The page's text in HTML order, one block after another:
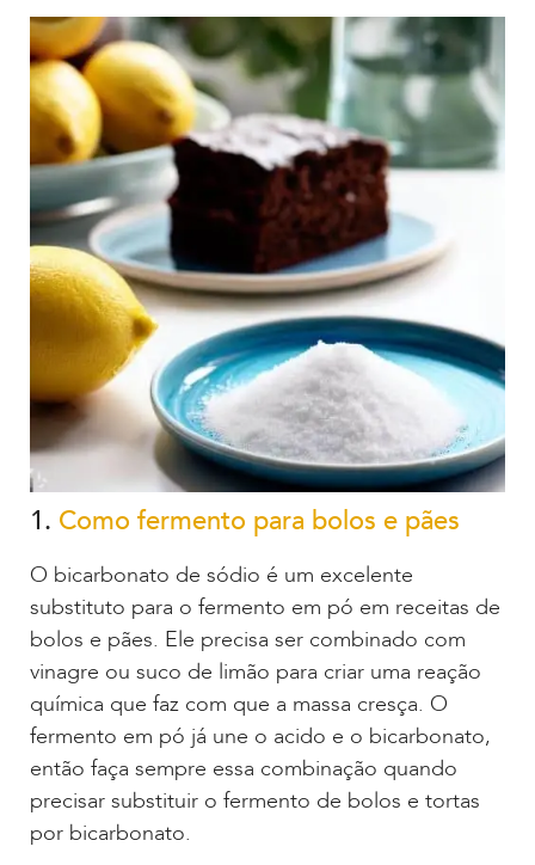
1. Como fermento para bolos e pães
O bicarbonato de sódio é um excelente
substituto para o fermento em pó em receitas de
bolos e pães. Ele precisa ser combinado com
vinagre ou suco de limão para criar uma reação
química que faz com que a massa cresça. O
fermento em pó já une o acido e o bicarbonato,
então faça sempre essa combinação quando
precisar substituir o fermento de bolos e tortas
por bicarbonato.